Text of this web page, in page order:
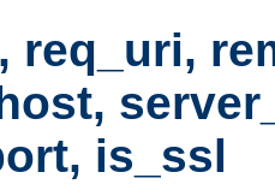
req_uri,
is_ssl